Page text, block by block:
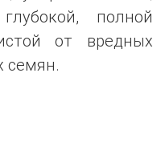
полной
от вредных
семян.